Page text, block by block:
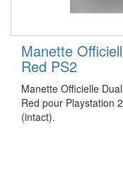
Manette
Red PS2
Manette Officielle
Red pour Playstation
(intact).